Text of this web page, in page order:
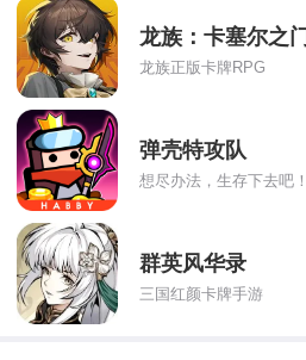
龙族：卡塞尔之
龙族正版卡牌RPG
弹壳特攻队
想尽办法，生存下去吧！
群英风华录
三国红颜卡牌手游